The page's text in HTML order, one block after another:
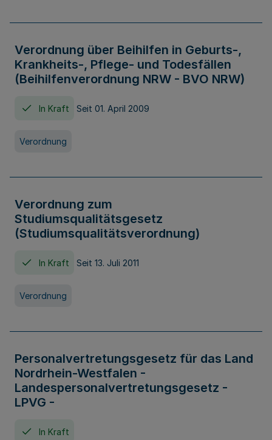
Verordnung über Beihilfen in Geburts-,
Krankheits-, Pflege- und Todesfällen
(Beihilfenverordnung NRW - BVO NRW)
In Kraft Seit 01. April 2009
Verordnung
Verordnung zum
Studiumsqualitätsgesetz
(Studiumsqualitätsverordnung)
In Kraft Seit 13. Juli 2011
Verordnung
Personalvertretungsgesetz für das Land
Nordrhein-Westfalen -
Landespersonalvertretungsgesetz -
LPVG -
In Kraft